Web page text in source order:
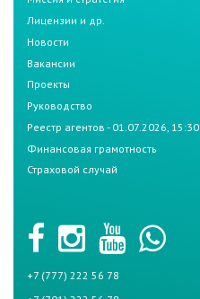
Лицензии и др.
Новости
Вакансии
Проекты
Руководство
Реестр агентов - 01.07.2026, 15:30
Финансовая грамотность
Страховой случай
+7 (777) 222 56 78